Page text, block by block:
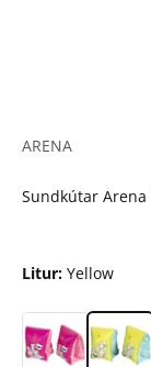
ARENA
Sundkútar
Litur: Yellow